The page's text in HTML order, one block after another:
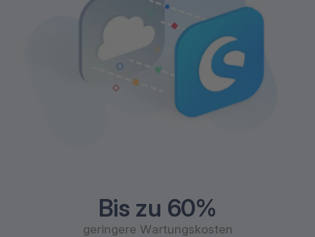
Bis zu 60%
geringere Wartungskosten